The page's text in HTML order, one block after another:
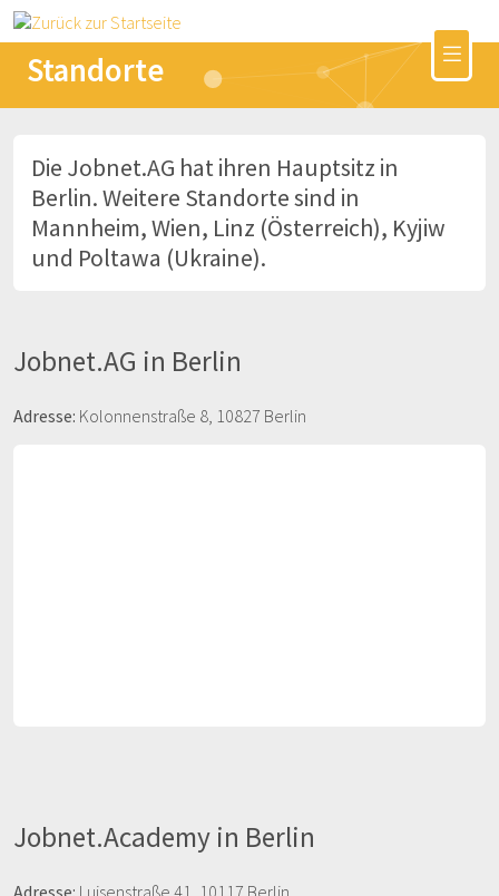
Standorte
Die Jobnet.AG hat ihren Hauptsitz in
Berlin. Weitere Standorte sind in
Mannheim, Wien, Linz (Österreich), Kyjiw
und Poltawa (Ukraine).
Jobnet.AG in Berlin
Adresse: Kolonnenstraße 8, 10827 Berlin
Jobnet.Academy in Berlin
Adresse: Luisenstraße 41, 10117 Berlin